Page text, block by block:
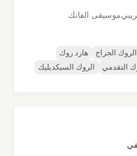
موسيقى الفانك
الجراج
هارد روك
التقدمي
الروك السيكديليك